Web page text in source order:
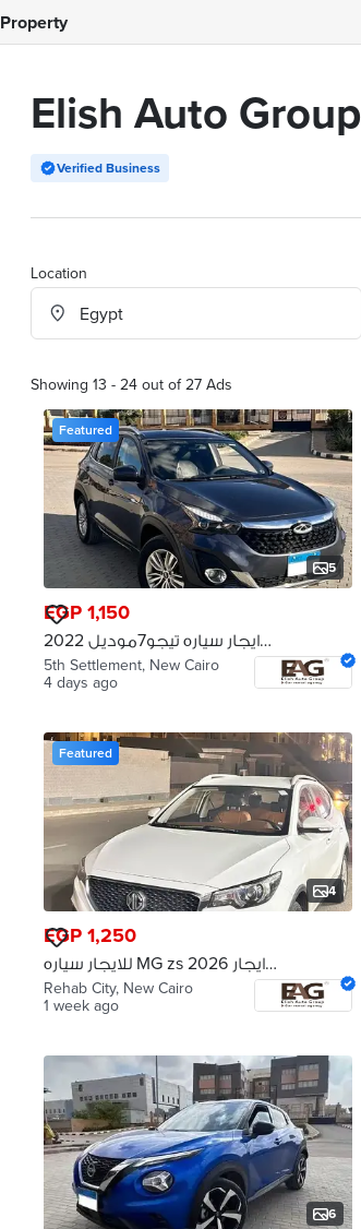
Property
Elish Auto Group
Verified Business
Location
Showing 13 - 24 out of 27 Ads
5
Featured
EGP 1,150
ايجار سياره تيجو7موديل 2022
SUV
5th Settlement, New Cairo
4 days ago
4
Featured
EGP 1,250
للايجار سياره MG zs 2026 ايجار
سياره بدون سائق
Rehab City, New Cairo
1 week ago
6